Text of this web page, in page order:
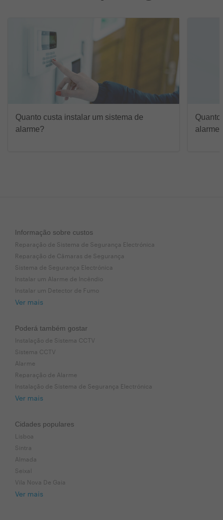
Quanto custa instalar um sistema de
alarme?
Informação sobre custos
Reparação de Sistema de Segurança Electrónica
Reparação de Câmaras de Segurança
Sistema de Segurança Electrónica
Instalar um Alarme de Incêndio
Instalar um Detector de Fumo
Ver mais
Poderá também gostar
Instalação de Sistema CCTV
Sistema CCTV
Alarme
Reparação de Alarme
Instalação de Sistema de Segurança Electrónica
Ver mais
Cidades populares
Lisboa
Sintra
Almada
Seixal
Vila Nova De Gaia
Ver mais